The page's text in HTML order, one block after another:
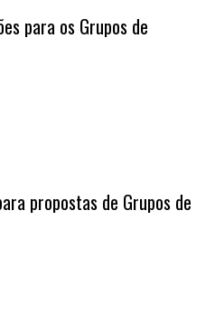
para os Grupos de
propostas de Grupos de